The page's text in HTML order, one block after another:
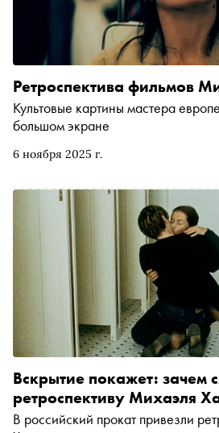
6 ноября 2025 г.
Ретроспектива фильмов
Культовые картины мастера
большом экране
Вскрытие покажет: зачем
ретроспективу Михаэля
В российский прокат привезли ретроспективу Михаэля